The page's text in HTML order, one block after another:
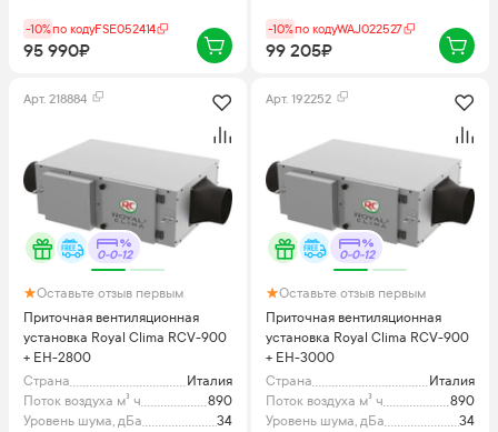
-10%по кодуFSE052414
95 990₽
-10%по кодуWAJ022527
99 205₽
Арт. 218884
0-0-12
Оставьте отзыв первым
Приточная вентиляционная
установка Royal Clima RCV-900
+ EH-2800
Страна
Италия
Поток воздуха м³ ч
890
Уровень шума, дБа
34
Арт. 192252
0-0-12
Оставьте отзыв первым
Приточная вентиляционная
установка Royal Clima RCV-900
+ EH-3000
Страна
Италия
Поток воздуха м³ ч
890
Уровень шума, дБа
34